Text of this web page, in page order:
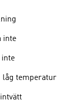
inte
inte
låg temperatur